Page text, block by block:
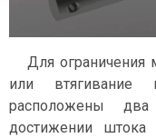
Для
или
расположены
достижении штока